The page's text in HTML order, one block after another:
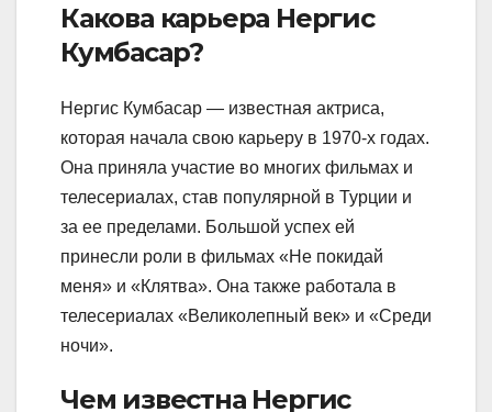
Какова карьера Нергис
Кумбасар?
Нергис Кумбасар — известная актриса,
которая начала свою карьеру в 1970-х годах.
Она приняла участие во многих фильмах и
телесериалах, став популярной в Турции и
за ее пределами. Большой успех ей
принесли роли в фильмах «Не покидай
меня» и «Клятва». Она также работала в
телесериалах «Великолепный век» и «Среди
ночи».
Чем известна Нергис